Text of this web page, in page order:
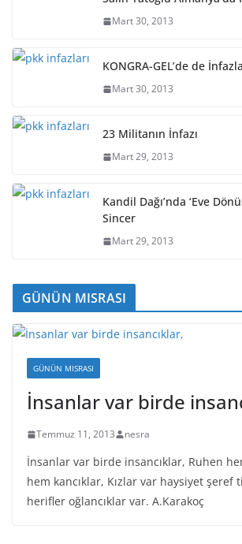
Mart 30, 2013
KONGRA-GEL’de de
Mart 30, 2013
23 Militanın İnfazı
Mart 29, 2013
Kandil Dağı’nda ‘Eve
Sincer
Mart 29, 2013
GÜNÜN MISRASI
GÜNÜN MISRASI
İnsanlar var birde
Temmuz 11, 2013 nesra
İnsanlar var birde insancıklar, Ruhen
hem kancıklar, Kızlar var haysiyet şeref
herifler oğlancıklar var. A.Karakoç